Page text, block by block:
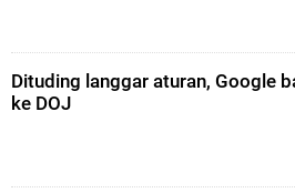
Dituding langgar aturan, Google
ke DOJ